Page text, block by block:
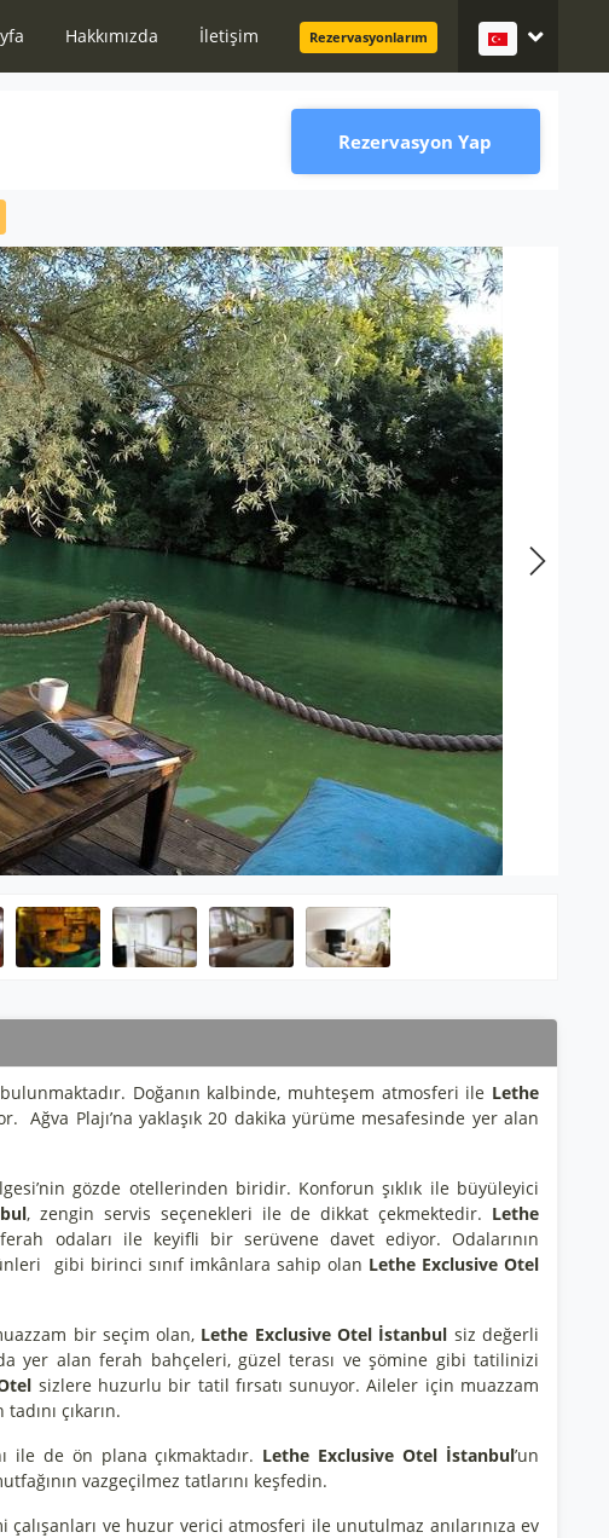
Hakkımızda İletişim Rezervasyonlarım
Rezervasyon Yap
Doğanın kalbinde, muhteşem atmosferi ile Lethe
Plajı’na yaklaşık 20 dakika yürüme mesafesinde yer alan
gözde otellerinden biridir. Konforun şıklık ile büyüleyici
, zengin servis seçenekleri ile de dikkat çekmektedir. Lethe
odaları ile keyifli bir serüvene davet ediyor. Odalarının
gibi birinci sınıf imkânlara sahip olan Lethe Exclusive Otel
bir seçim olan, Lethe Exclusive Otel İstanbul siz değerli
yer alan ferah bahçeleri, güzel terası ve şömine gibi tatilinizi
sizlere huzurlu bir tatil fırsatı sunuyor. Aileler için muazzam
çıkarın.
ile de ön plana çıkmaktadır. Lethe Exclusive Otel İstanbul’un
vazgeçilmez tatlarını keşfedin.
çalışanları ve huzur verici atmosferi ile unutulmaz anılarınıza ev